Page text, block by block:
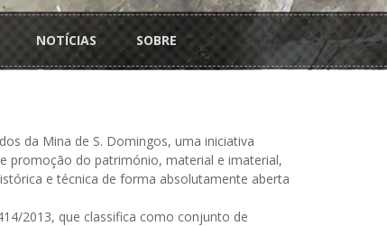
NOTÍCIAS SOBRE
da Mina de S. Domingos, uma iniciativa
promoção do património, material e imaterial,
e técnica de forma absolutamente aberta
2013, que classifica como conjunto de